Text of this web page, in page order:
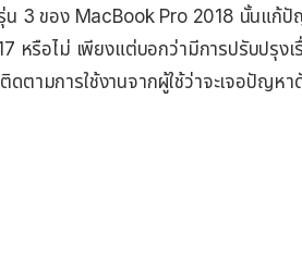
รุ่น 3 ของ MacBook Pro 2018 นั้นแ
หรือไม่ เพียงแต่บอกว่ามีการปรับปรุง
ตามการใช้งานจากผู้ใช้ว่าจะเจอปัญหา